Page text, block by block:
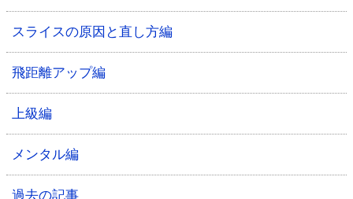
スライスの原因と直し方編
飛距離アップ編
上級編
メンタル編
過去の記事